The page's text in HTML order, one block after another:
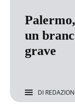
un
grave
DI